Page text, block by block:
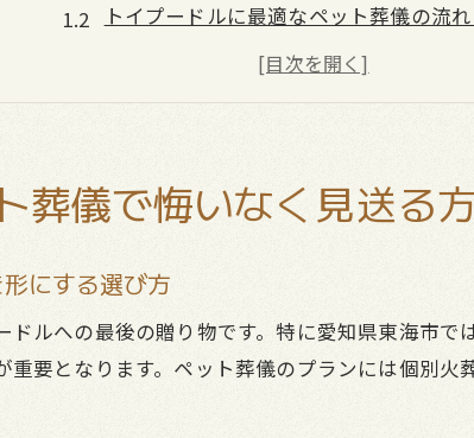
トイプードルに最適なペット葬儀の流
後悔しないためのペット葬儀前の準備ポ
ペット葬儀で家族全員が納得するお別
ペット葬儀で注目すべき遺体安置のポイント
ペット葬儀前に知っておきたい遺体安置
ペット葬儀で正しく行う遺体安置の流
葬儀で悔いなく見送る
にする選び方
ルへの最後の贈り物です。特に愛知県東海市
要となります。ペット葬儀のプランには個別火